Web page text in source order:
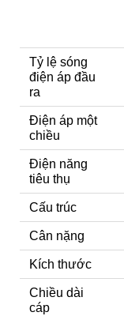
Tỷ lệ sóng
điện áp đầu
ra
Điện áp một
chiều
Điện năng
tiêu thụ
Cấu trúc
Cân nặng
Kích thước
Chiều dài
cáp